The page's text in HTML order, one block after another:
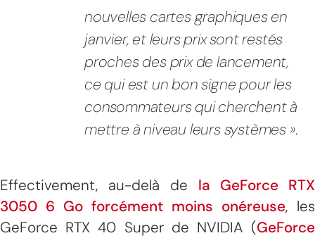
nouvelles cartes graphiques en
janvier, et leurs prix sont restés
proches des prix de lancement,
ce qui est un bon signe pour les
consommateurs qui cherchent à
mettre à niveau leurs systèmes ».
Effectivement, au-delà de la GeForce RTX
3050 6 Go forcément moins onéreuse, les
GeForce RTX 40 Super de NVIDIA (GeForce